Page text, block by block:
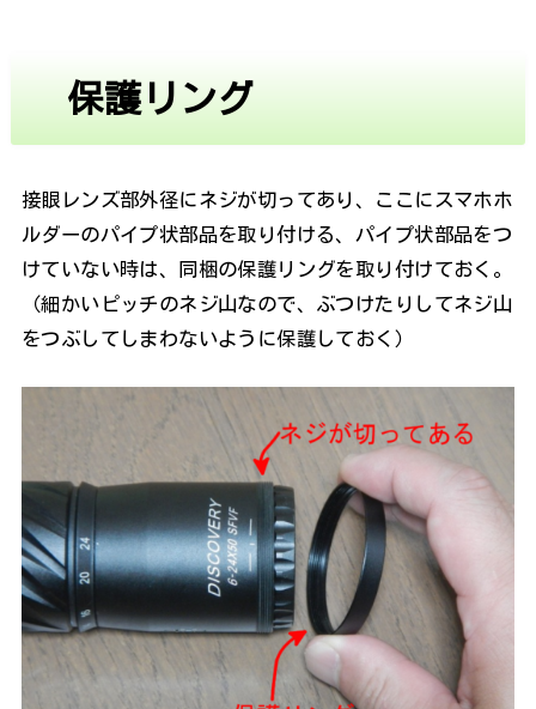
保護リング
接眼レンズ部外径にネジが切ってあり、ここにスマホホ
ルダーのパイプ状部品を取り付ける、パイプ状部品をつ
けていない時は、同梱の保護リングを取り付けておく。
（細かいピッチのネジ山なので、ぶつけたりしてネジ山
をつぶしてしまわないように保護しておく）